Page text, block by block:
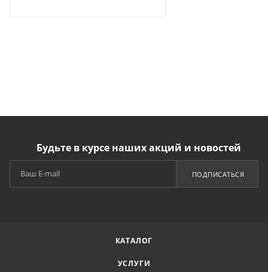
Будьте в курсе наших акций и новостей
ПОДПИСАТЬСЯ
КАТАЛОГ
УСЛУГИ